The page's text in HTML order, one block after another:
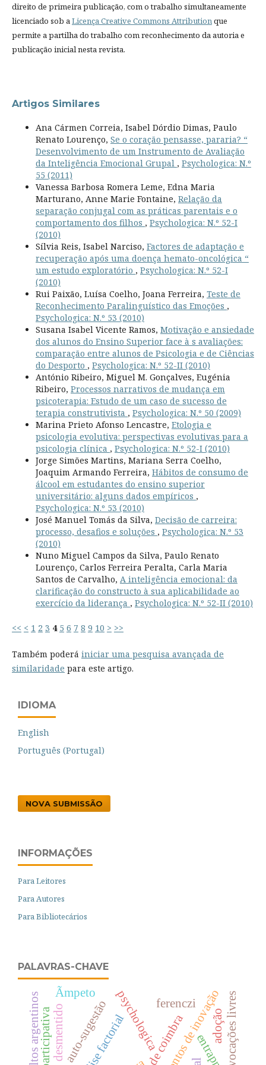
direito de primeira publicação, com o trabalho simultaneamente
licenciado sob aLicença Creative Commons Attributionque
permite a partilha do trabalho com reconhecimento da autoria e
publicação inicial nesta revista.
Artigos Similares
Ana Cármen Correia, Isabel Dórdio Dimas, Paulo
Renato Lourenço, Se o coração pensasse, pararia? “
Desenvolvimento de um Instrumento de Avaliação
da Inteligência Emocional Grupal , Psychologica: N.º
55 (2011)
Vanessa Barbosa Romera Leme, Edna Maria
Marturano, Anne Marie Fontaine, Relação da
separação conjugal com as práticas parentais e o
comportamento dos filhos , Psychologica: N.º 52-I
(2010)
Sílvia Reis, Isabel Narciso, Factores de adaptação e
recuperação após uma doença hemato-oncológica “
um estudo exploratório , Psychologica: N.º 52-I
(2010)
Rui Paixão, Luísa Coelho, Joana Ferreira, Teste de
Reconhecimento Paralinguístico das Emoções ,
Psychologica: N.º 53 (2010)
Susana Isabel Vicente Ramos, Motivação e ansiedade
dos alunos do Ensino Superior face à s avaliações:
comparação entre alunos de Psicologia e de Ciências
do Desporto , Psychologica: N.º 52-II (2010)
António Ribeiro, Miguel M. Gonçalves, Eugénia
Ribeiro, Processos narrativos de mudança em
psicoterapia: Estudo de um caso de sucesso de
terapia construtivista , Psychologica: N.º 50 (2009)
Marina Prieto Afonso Lencastre, Etologia e
psicologia evolutiva: perspectivas evolutivas para a
psicologia clínica , Psychologica: N.º 52-I (2010)
Jorge Simões Martins, Mariana Serra Coelho,
Joaquim Armando Ferreira, Hábitos de consumo de
álcool em estudantes do ensino superior
universitário: alguns dados empíricos ,
Psychologica: N.º 53 (2010)
José Manuel Tomás da Silva, Decisão de carreira:
processo, desafios e soluções , Psychologica: N.º 53
(2010)
Nuno Miguel Campos da Silva, Paulo Renato
Lourenço, Carlos Ferreira Peralta, Carla Maria
Santos de Carvalho, A inteligência emocional: da
clarificação do constructo à sua aplicabilidade ao
exercício da liderança , Psychologica: N.º 52-II (2010)
<< < 1 2 3 4 5 6 7 8 9 10 > >>
Também poderá iniciar uma pesquisa avançada de
similaridade para este artigo.
IDIOMA
English
Português (Portugal)
NOVA SUBMISSÃO
INFORMAÇÕES
Para Leitores
Para Autores
Para Bibliotecários
PALAVRAS-CHAVE
auto-sugestãopsychologica
análise factorial momentos de inovaçãoevocações livres
adultos argentinos ferenczi
desmentido
Ãmpeto
adoção